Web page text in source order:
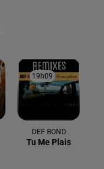
19h09
19h09
DEF BOND
Tu Me Plais